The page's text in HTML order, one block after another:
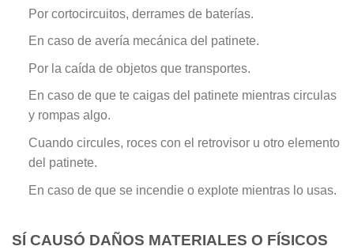
Por cortocircuitos, derrames de baterías.
En caso de avería mecánica del patinete.
Por la caída de objetos que transportes.
En caso de que te caigas del patinete mientras circulas
y rompas algo.
Cuando circules, roces con el retrovisor u otro elemento
del patinete.
En caso de que se incendie o explote mientras lo usas.
SÍ CAUSÓ DAÑOS MATERIALES O FÍSICOS